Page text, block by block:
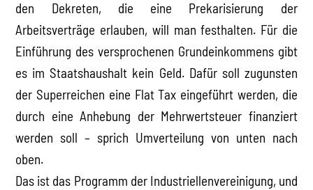
den Dekreten, die eine Prekarisierung der
Arbeitsverträge erlauben, will man festhalten. Für die
Einführung des versprochenen Grundeinkommens gibt
es im Staatshaushalt kein Geld. Dafür soll zugunsten
der Superreichen eine Flat Tax eingeführt werden, die
durch eine Anhebung der Mehrwertsteuer finanziert
werden soll – sprich Umverteilung von unten nach
oben.
Das ist das Programm der Industriellenvereinigung, und